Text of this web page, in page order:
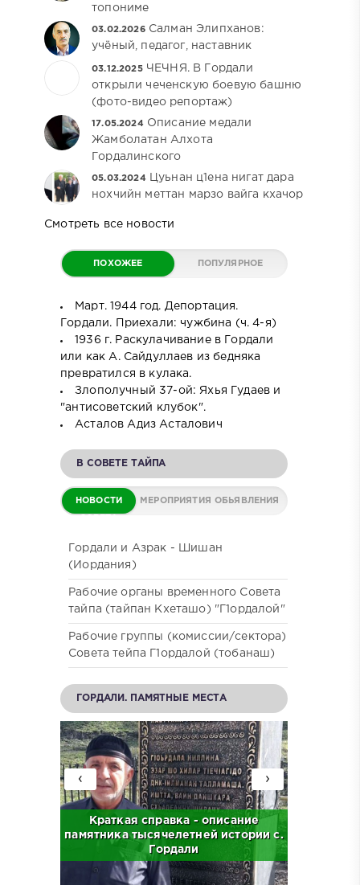
топониме
03.02.2026 Салман Элипханов:
учёный, педагог, наставник
03.12.2025 ЧЕЧНЯ. В Гордали
открыли чеченскую боевую башню
(фото-видео репортаж)
17.05.2024 Описание медали
Жамболатан Алхота
Гордалинского
05.03.2024
Цуьнан ц1ена нигат дара
нохчийн меттан марзо вайга кхачор
Смотреть все новости
ПОХОЖЕЕ ПОПУЛЯРНОЕ
Март. 1944 год. Депортация.
Гордали. Приехали: чужбина (ч. 4-я)
1936 г. Раскулачивание в Гордали
или как А. Сайдуллаев из бедняка
превратился в кулака.
Злополучный 37-ой: Яхья Гудаев и
"антисоветский клубок".
Асталов Адиз Асталович
В СОВЕТЕ ТАЙПА
НОВОСТИ МЕРОПРИЯТИЯ ОБЬЯВЛЕНИЯ
Гордали и Азрак - Шишан
(Иордания)
Рабочие органы временного Совета
тайпа (тайпан Кхеташо) "Г1ордалой"
Рабочие группы (комиссии/сектора)
Совета тейпа Г1ордалой (тобанаш)
ГОРДАЛИ. ПАМЯТНЫЕ МЕСТА
Краткая справка - описание
памятника тысячелетней истории с.
Гордали
›
‹